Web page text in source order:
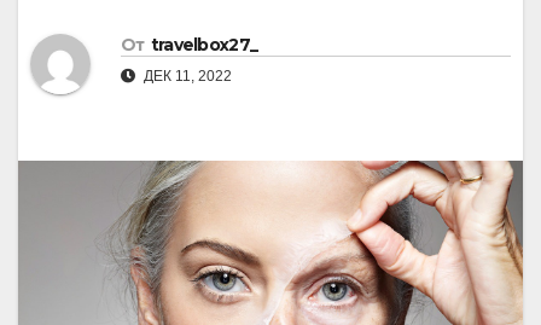
От travelbox27_
ДЕК 11, 2022